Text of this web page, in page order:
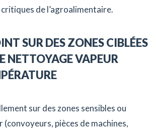
de l’agroalimentaire.
SUR DES ZONES CIBLÉES
NETTOYAGE VAPEUR
sur des zones sensibles ou
pièces de machines,